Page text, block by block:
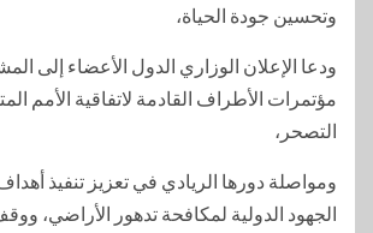
وتحسين جودة الحياة،
ودعا الإعلان الوزاري الدول الأعضاء إلى
مؤتمرات الأطراف القادمة لاتفاقية الأمم
التصحر،
ومواصلة دورها الريادي في تعزيز تنفيذ
الجهود الدولية لمكافحة تدهور الأراضي،